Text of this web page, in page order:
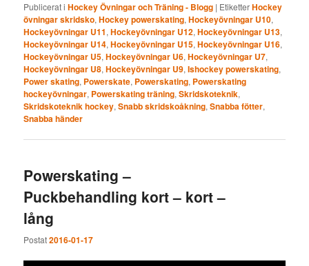
Publicerat i Hockey Övningar och Träning - Blogg | EtiketterHockey
övningar skridsko,Hockey powerskating,Hockeyövningar U10,
Hockeyövningar U11,Hockeyövningar U12,Hockeyövningar U13,
Hockeyövningar U14,Hockeyövningar U15,Hockeyövningar U16,
Hockeyövningar U5,Hockeyövningar U6,Hockeyövningar U7,
Hockeyövningar U8,Hockeyövningar U9,Ishockey powerskating,
Power skating, Powerskate, Powerskating, Powerskating
hockeyövningar, Powerskating träning,Skridskoteknik,
Skridskoteknik hockey,Snabb skridskoåkning,Snabba fötter,
Snabba händer
Powerskating –
Puckbehandling kort – kort –
lång
Postat2016-01-17